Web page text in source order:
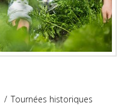
Tournées historiques